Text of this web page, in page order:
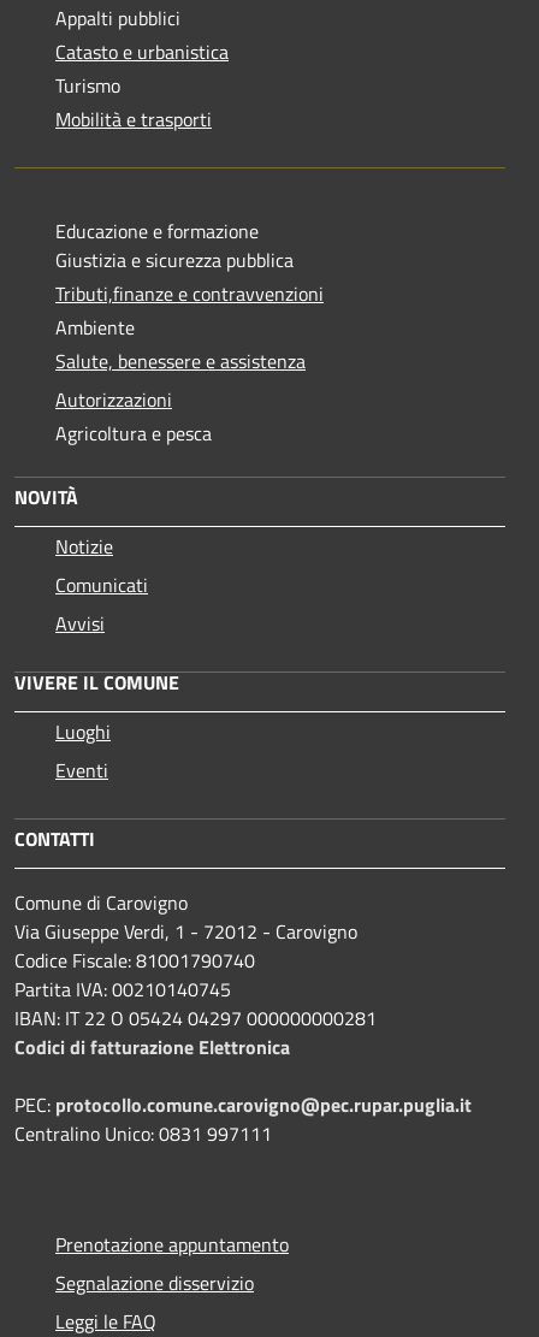
Appalti pubblici
Catasto e urbanistica
Turismo
Mobilità e trasporti
Educazione e formazione
Giustizia e sicurezza pubblica
Tributi,finanze e contravvenzioni
Ambiente
Salute, benessere e assistenza
Autorizzazioni
Agricoltura e pesca
NOVITÀ
Notizie
Comunicati
Avvisi
VIVERE IL COMUNE
Luoghi
Eventi
CONTATTI
Comune di Carovigno
Via Giuseppe Verdi, 1 - 72012 - Carovigno
Codice Fiscale: 81001790740
Partita IVA: 00210140745
IBAN: IT 22 O 05424 04297 000000000281
Codici di fatturazione Elettronica
PEC: protocollo.comune.carovigno@pec.rupar.puglia.it
Centralino Unico: 0831 997111
Prenotazione appuntamento
Segnalazione disservizio
Leggi le FAQ